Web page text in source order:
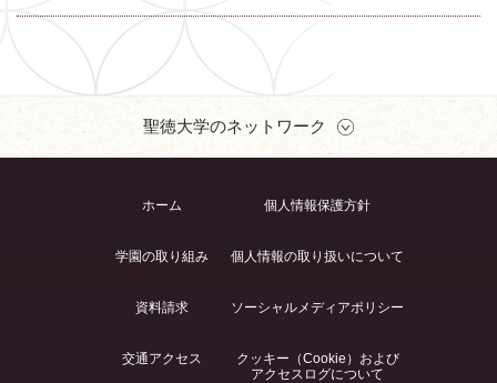
聖徳大学のネットワーク
ホーム
学園の取り組み
資料請求
交通アクセス
個人情報保護方針
個人情報の取り扱いについて
ソーシャルメディアポリシー
クッキー（Cookie）および
アクセスログについて